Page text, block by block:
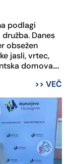
podlagi
Danes
obsežen
jasli, vrtec,
domova.
>> VEČ